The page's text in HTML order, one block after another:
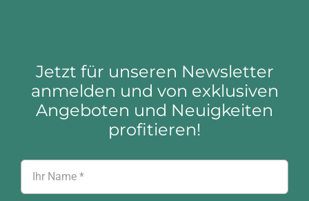
Jetzt für unseren Newsletter
anmelden und von exklusiven
Angeboten und Neuigkeiten
profitieren!